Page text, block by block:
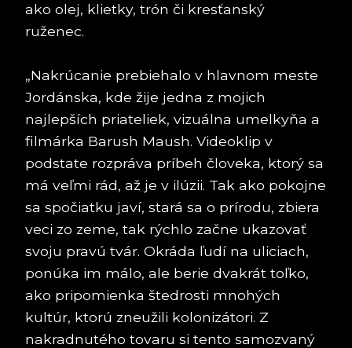
ako olej, klietky, trón či kresťanský
ruženec.
„Nakrúcanie prebiehalo v hlavnom meste
Jordánska, kde žije jedna z mojich
najlepších priateliek, vizuálna umelkyňa a
filmárka Barush Maush. Videoklip v
podstate rozpráva príbeh človeka, ktorý sa
má veľmi rád, až je v ilúzii. Tak ako pokojne
sa spočiatku javí, stará sa o prírodu, zbiera
veci zo zeme, tak rýchlo začne ukazovať
svoju pravú tvár. Okráda ľudí na uliciach,
ponúka im málo, ale berie dvakrát toľko,
ako pripomienka štedrosti mnohých
kultúr, ktorú zneužili kolonizátori. Z
nakradnutého tovaru si tento samozvaný